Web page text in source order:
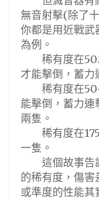
無音射擊(除了
你都是用近戰武
為例。
稀有度在50
才能擊倒，蓄力
稀有度在
能擊倒，蓄力
兩隻。
稀有度在175
一隻。
這個故事告
的稀有度，傷
或準度的性能其